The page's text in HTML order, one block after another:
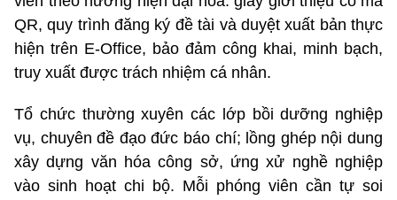
QR, quy trình đăng ký đề tài và duyệt xuất bản thực
hiện trên E-Office, bảo đảm công khai, minh bạch,
truy xuất được trách nhiệm cá nhân.
Tổ chức thường xuyên các lớp bồi dưỡng nghiệp
vụ, chuyên đề đạo đức báo chí; lồng ghép nội dung
xây dựng văn hóa công sở, ứng xử nghề nghiệp
vào sinh hoạt chi bộ. Mỗi phóng viên cần tự soi